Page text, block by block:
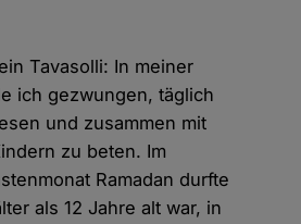
Tavasolli: In meiner
ich gezwungen, täglich
und zusammen mit
zu beten. Im
Ramadan durfte
als 12 Jahre alt war, in